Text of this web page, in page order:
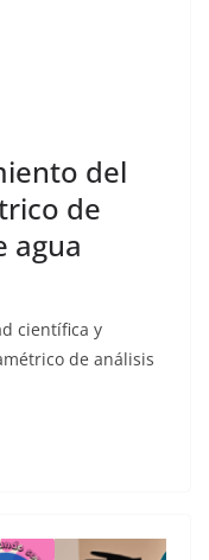
del
de
agua
científica y
de análisis